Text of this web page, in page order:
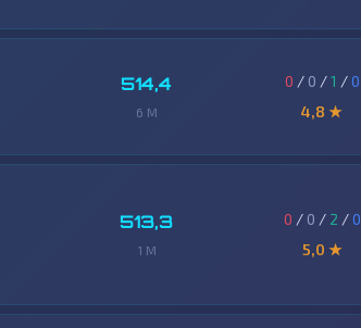
514,4
6 M
0 / 0 /1 /0
4,8 ★
513,3
1 M
0 / 0 / 2 /0
5,0 ★